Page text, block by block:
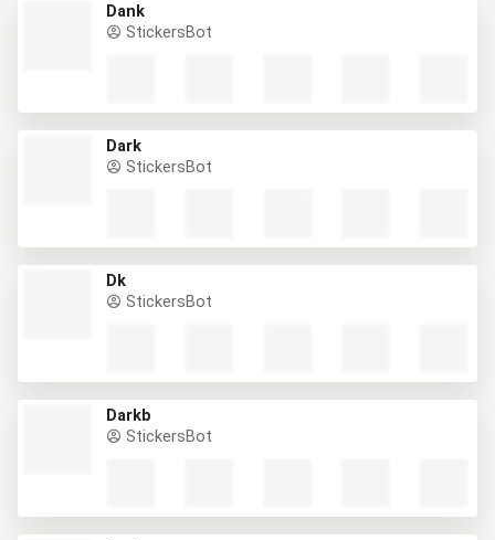
Dank
StickersBot
Dark
StickersBot
Dk
StickersBot
Darkb
StickersBot